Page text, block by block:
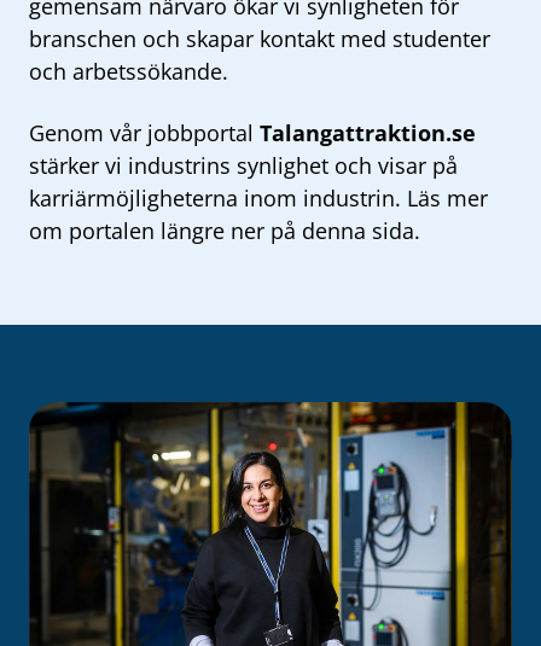
gemensam närvaro ökar vi synligheten för
branschen och skapar kontakt med studenter
och arbetssökande.
Genom vår jobbportal Talangattraktion.se
stärker vi industrins synlighet och visar på
karriärmöjligheterna inom industrin. Läs mer
om portalen längre ner på denna sida.